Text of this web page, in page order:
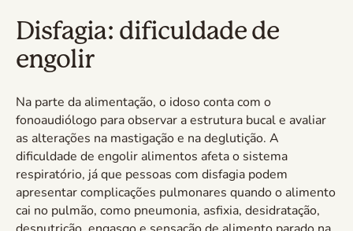
Disfagia: dificuldade de
engolir
Na parte da alimentação, o idoso conta com o
fonoaudiólogo para observar a estrutura bucal e avaliar
as alterações na mastigação e na deglutição. A
dificuldade de engolir alimentos afeta o sistema
respiratório, já que pessoas com disfagia podem
apresentar complicações pulmonares quando o alimento
cai no pulmão, como pneumonia, asfixia, desidratação,